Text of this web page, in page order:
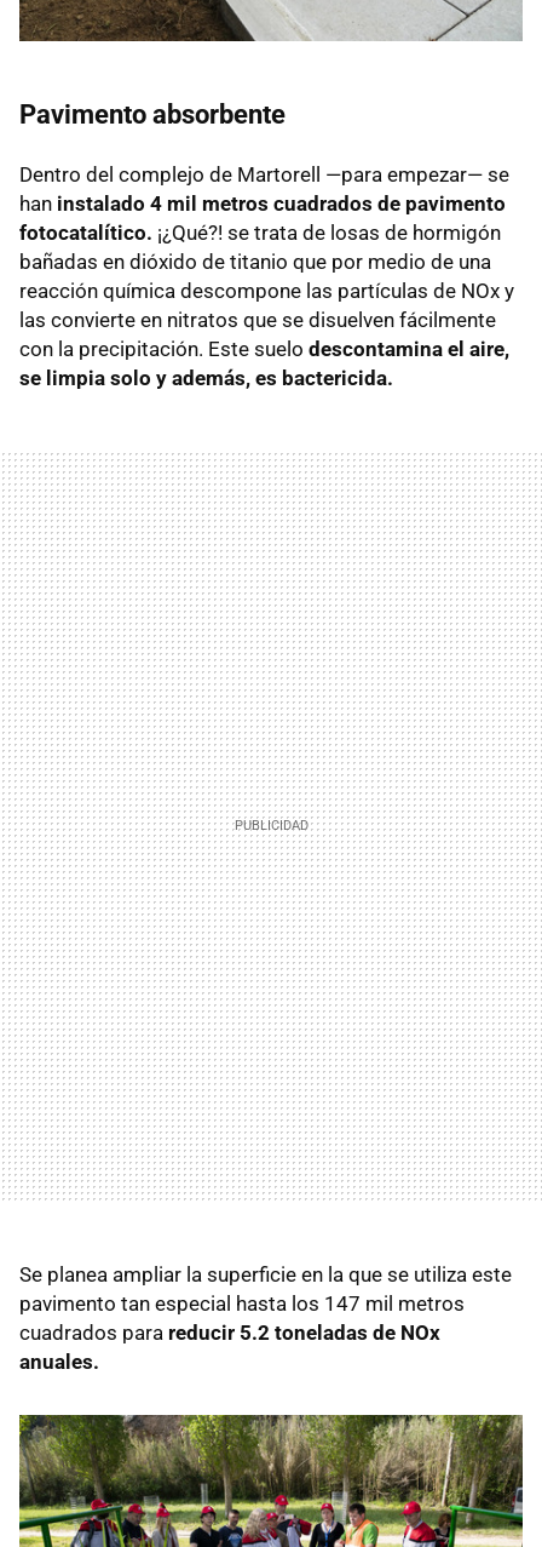
Pavimento absorbente
Dentro del complejo de Martorell —para empezar— se
han instalado 4 mil metros cuadrados de pavimento
fotocatalítico. ¡¿Qué?! se trata de losas de hormigón
bañadas en dióxido de titanio que por medio de una
reacción química descompone las partículas de NOx y
las convierte en nitratos que se disuelven fácilmente
con la precipitación. Este suelo descontamina el aire,
se limpia solo y además, es bactericida.
Se planea ampliar la superficie en la que se utiliza este
pavimento tan especial hasta los 147 mil metros
cuadrados para reducir 5.2 toneladas de NOx
anuales.